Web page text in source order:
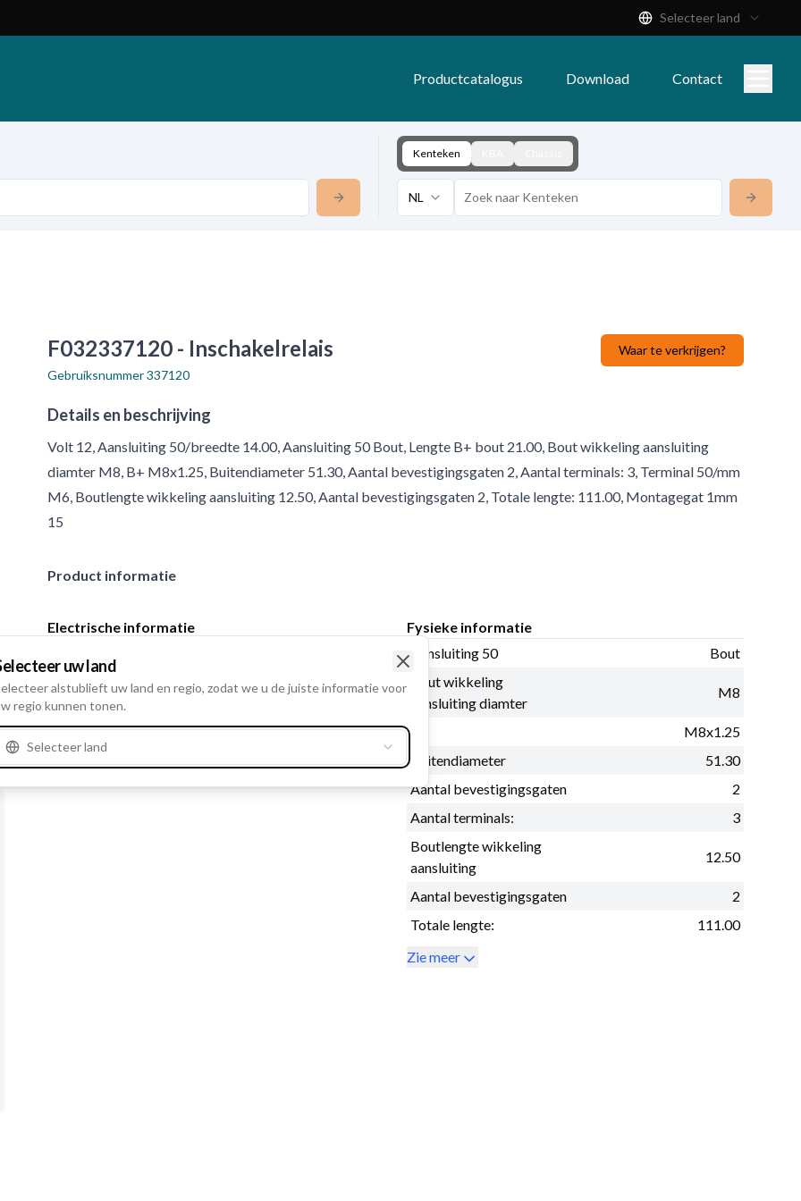
Selecteer land
Productcatalogus Download Contact
Kenteken
NL
F032337120 - Inschakelrelais
Waar te verkrijgen?
Gebruiksnummer337120
Details en beschrijving
Volt 12, Aansluiting 50/breedte 14.00, Aansluiting 50 Bout, Lengte B+ bout 21.00, Bout wikkeling aansluiting
diamter M8, B+ M8x1.25, Buitendiameter 51.30, Aantal bevestigingsgaten 2, Aantal terminals: 3, Terminal 50/mm
M6, Boutlengte wikkeling aansluiting 12.50, Aantal bevestigingsgaten 2, Totale lengte: 111.00, Montagegat 1mm
15
Product informatie
Electrische informatie
Fysieke informatie
Aansluiting 50
Bout
Bout wikkeling
aansluiting diamter
M8
B+
M8x1.25
Buitendiameter
51.30
Aantal bevestigingsgaten
2
Aantal terminals:
3
Boutlengte wikkeling
aansluiting
12.50
Aantal bevestigingsgaten
2
Totale lengte:
111.00
Zie meer
uw land
alstublieft uw land en regio, zodat we u de juiste informatie voor
regio kunnen tonen.
Selecteer land
Close